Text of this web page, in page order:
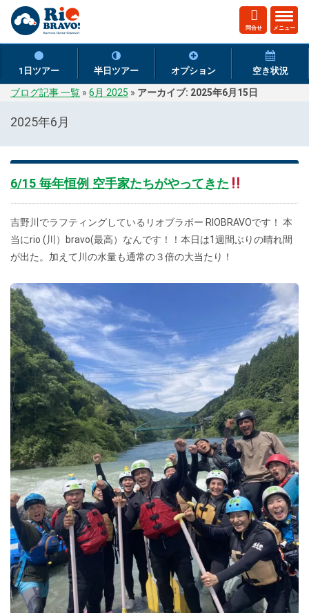
ト
グ
ナ
ビ
メニュー
問合せ
1日ツアー 半日ツアー オプション 空き状況
ブログ記事 一覧 » 6月 2025 » アーカイブ: 2025年6月15日
2025年6月
6/15 毎年恒例 空手家たちがやってきた
吉野川でラフティングしているリオブラボー RIOBRAVOです！ 本
当にrio (川）bravo(最高）なんです！！本日は1週間ぶりの晴れ間
が出た。加えて川の水量も通常の３倍の大当たり！